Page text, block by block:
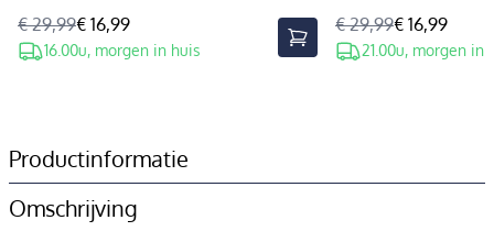
€ 29,99€ 16,99
16.00u, morgen in huis
€ 29,99€ 16,99
21.00u, morgen in
Productinformatie
Omschrijving